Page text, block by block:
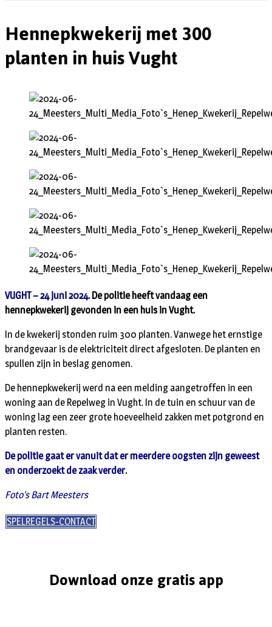
Hennepkwekerij met 300
planten in huis Vught
VUGHT – 24 juni 2024.De politie heeft vandaag een
hennepkwekerij gevonden in een huis in Vught.
In de kwekerij stonden ruim 300 planten. Vanwege het ernstige
brandgevaar is de elektriciteit direct afgesloten. De planten en
spullen zijn in beslag genomen.
De hennepkwekerij werd na een melding aangetroffen in een
woning aan de Repelweg in Vught. In de tuin en schuur van de
woning lag een zeer grote hoeveelheid zakken met potgrond en
planten resten.
De politie gaat er vanuit dat er meerdere oogsten zijn geweest
en onderzoekt de zaak verder.
Foto’s Bart Meesters
SPELREGELS-CONTACT
Download onze gratis app